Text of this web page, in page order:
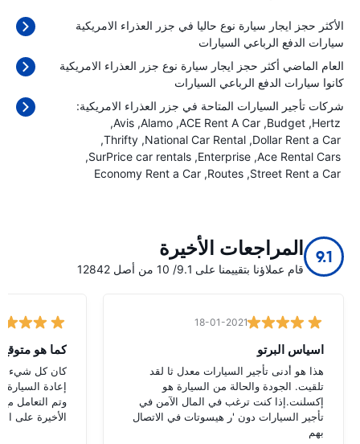
الأكثر حجز ايجار سيارة نوع حاليا في جزر العذراء الامريكية
سيارات الدفع الرباعي السيارات
العام الماضي أكثر حجز ايجار سيارة نوع جزر العذراء الامريكية
كانوا سيارات الدفع الرباعي السيارات
شركات تأجير السيارات المتاحة في جزر العذراء الامريكية:
Hertz
Budget
ACE Rent A Car
Alamo
Avis
Dollar Rent a Car
National Car Rental
Thrifty
Ace Rental Cars
Enterprise
SurPrice car rentals
Street Rent a Car
Routes
Economy Rent a Car
9.1 المراجعات الأخيرة
قام عملاؤنا بتقييمنا على 9.1/ 10 من أصل 12842
18-01-2021
اسياس البرتو
هذا هو أدنى تأجير السيارات معدل ثا لقد
تلقيت. الجودة والحالة من السيارة هو
إكسلنت.إذا كنت ترغب في المال الآمن في
تأجير السيارات دون 'ر هيسوتات في الاتصال
بهم
كما هو متوقع
كان كل شيء
إعادة السيارة
وتم التعامل
الأخيرة على